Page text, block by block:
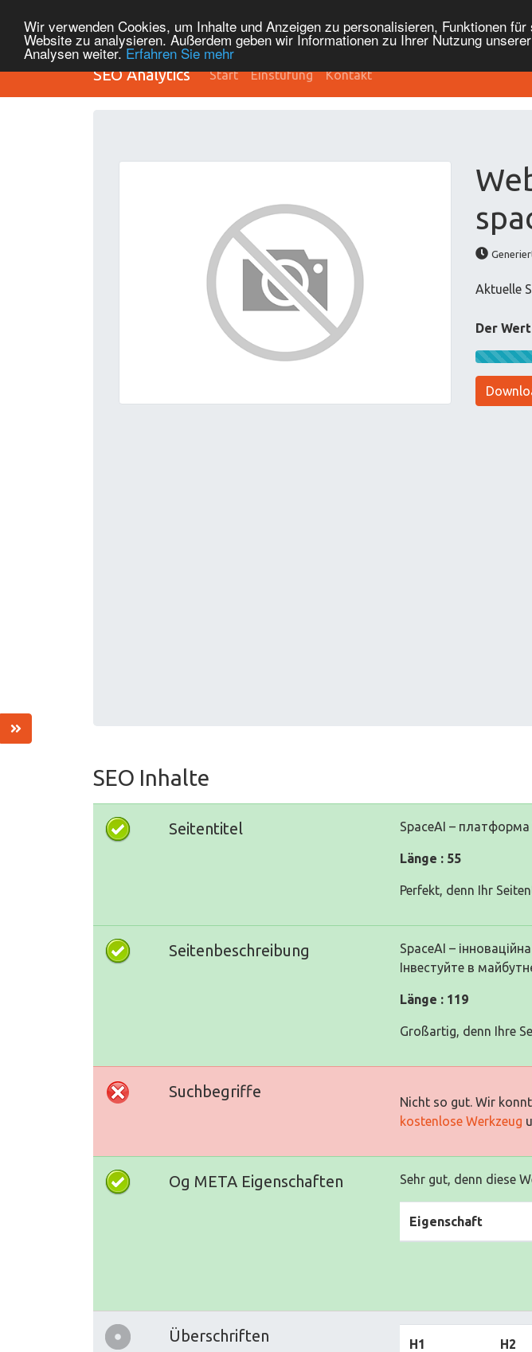
Wir verwenden Cookies, um Inhalte und Anzeigen zu personalisieren, Funktionen
Website zu analysieren. Außerdem geben wir Informationen zu Ihrer Nutzung
Analysen weiter. Erfahren Sie mehr
SEO Analytics Start Einstufung Kontakt
Aktuelle
Der
SEO Inhalte
Seitentitel SpaceAI – платформа
Länge : 55
Perfekt, denn Ihr
Seitenbeschreibung
SpaceAI –
Інвестуйте в
Länge : 119
Großartig, denn Ihre
Suchbegriffe
Nicht so gut. Wir
kostenlose Werkzeug
Og META Eigenschaften Sehr gut, denn diese
Eigenschaft
Überschriften H1 H2